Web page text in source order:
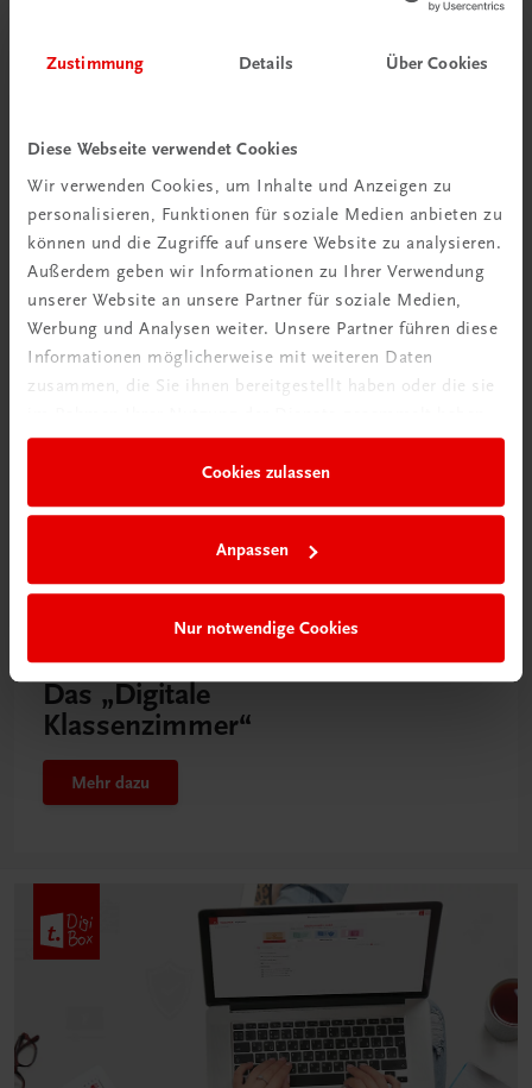
Zustimmung Details Über Cookies
Diese Webseite verwendet Cookies
Wir verwenden Cookies, um Inhalte und Anzeigen zu
personalisieren, Funktionen für soziale Medien anbieten zu
können und die Zugriffe auf unsere Website zu analysieren.
Außerdem geben wir Informationen zu Ihrer Verwendung
unserer Website an unsere Partner für soziale Medien,
Werbung und Analysen weiter. Unsere Partner führen diese
Informationen möglicherweise mit weiteren Daten
zusammen, die Sie ihnen bereitgestellt haben oder die sie
Cookies zulassen
Anpassen
Nur notwendige Cookies
Schon entdeckt?
Ratgeber Schulpraxis
Mehr dazu
Neu in der DigiBox
Das „Digitale
Klassenzimmer“
Mehr dazu